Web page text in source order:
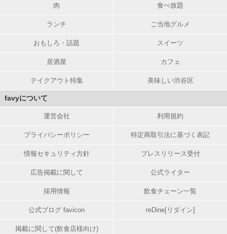
肉 食べ放題
ランチ ご当地グルメ
おもしろ・話題 スイーツ
居酒屋 カフェ
テイクアウト特集 美味しい渋谷区
favyについて
運営会社 利用規約
プライバシーポリシー 特定商取引法に基づく表記
情報セキュリティ方針 プレスリリース受付
広告掲載に関して 公式ライター
採用情報 飲食チェーン一覧
公式ブログ favicon reDine[リダイン]
掲載に関して(飲食店様向け)